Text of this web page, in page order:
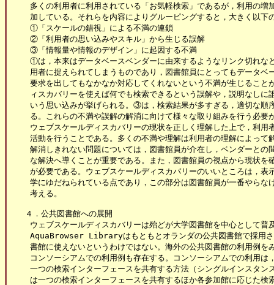
多くの利用者に利用されている「お気軽検索」であるが，利用の増
加している。それらを内容によりグルーピングすると，大きく以下
①「スケールの錯視」による不満の連鎖
②「利用者の思い込みやスキル」から生じる誤解
③「情報量や情報のデザイン」に起因する不満
①は，本来はデータベースベンダーに由来するようなリンク切れな
用者に捉えられてしまうものであり，図書館員にとってもデータベ
要求を出してもなかなか対応してくれないという不満が生じるこ
ィスカバリーを使えば何でも検索できるという誤解や，説明なしに
いう思い込みが挙げられる。③は，検索結果が多すぎる，適切な順
る。これらの不満や誤解の解消に向けて様々な取り組みを行う必要
ウェブスケールディスカバリーの現状を正しく理解した上で，利用
活動を行うことである。多くの不満や理解は利用者の理解によって
解消しきれない問題については，図書館員が介在し，ベンダーとの
な解決へ導くことが重要である。また，図書館員の視点から現状を
が必要である。ウェブスケールディスカバリーのいいところは，表
学にゆだねられている点であり，この部分は図書館員が一番やらな
考える。
４．公共図書館への展開
ウェブスケールディスカバリーは殆どが大学図書館を中心として普
AquaBrowser Libraryはもともとオランダの公共図書館で採用さ
書館に使えないというわけではない。海外の公共図書館の利用例を
コンソーシアムでの利用例も存在する。コンソーシアムでの利用は
一つの検索インターフェースを共有する方法（シングルインスタン
は一つの検索インターフェースを共有するほか各参加館に応じた検